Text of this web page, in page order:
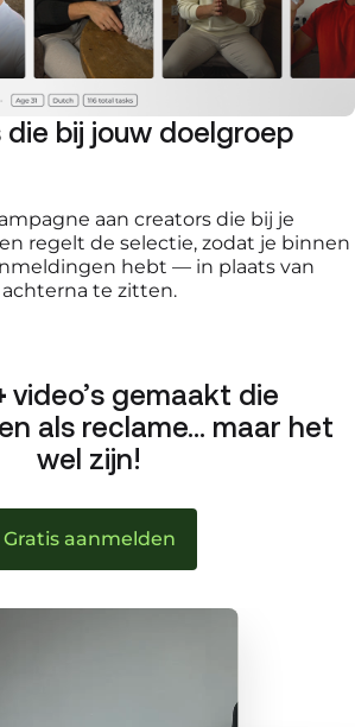
bij jouw doelgroep
aan creators die bij je
regelt de selectie, zodat je binnen
hebt — in plaats van
te zitten.
video’s gemaakt die
als reclame… maar het
wel zijn!
Gratis aanmelden